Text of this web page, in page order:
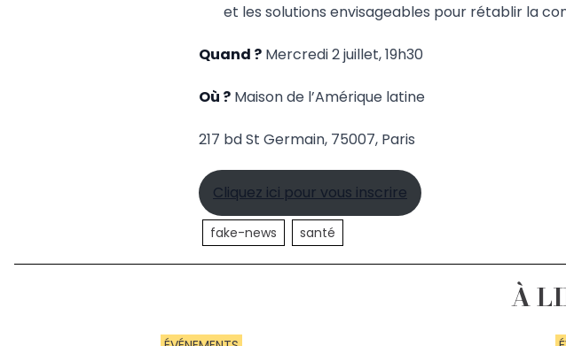
et les solutions envisageables pour rétablir la
Quand ? Mercredi 2 juillet, 19h30
Où ? Maison de l’Amérique latine
217 bd St Germain, 75007, Paris
Cliquez ici pour vous inscrire
fake-news santé
À